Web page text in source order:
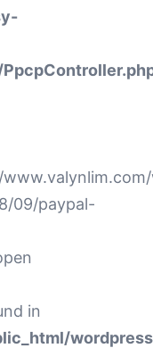
09/paypal-
in